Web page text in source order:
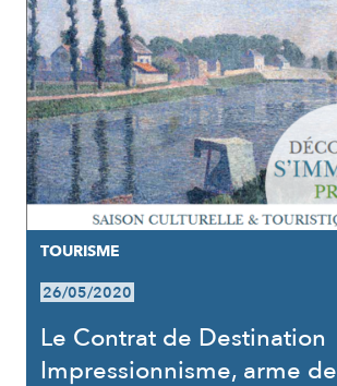
TOURISME
26/05/2020
Le Contrat de Destination
Impressionnisme, arme de